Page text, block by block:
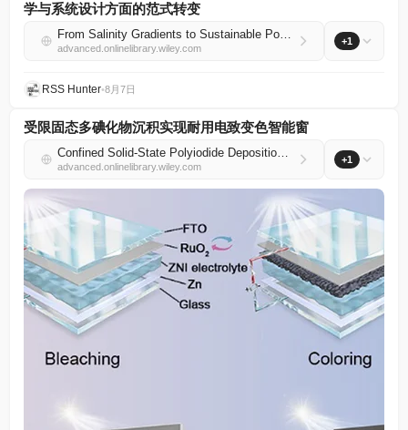
学与系统设计方面的范式转变
From Salinity Gradients to Sustainable Power: A Paradigm Shift in Materials, Thermodynamics, and System Design in Next‐Generation Osmotic Energy Harvesting
advanced.onlinelibrary.wiley.com
+1
RSS Hunter•8月7日
受限固态多碘化物沉积实现耐用电致变色智能窗
Confined Solid‐State Polyiodide Deposition Enables Durable Electrochromic Smart Windows
advanced.onlinelibrary.wiley.com
+1